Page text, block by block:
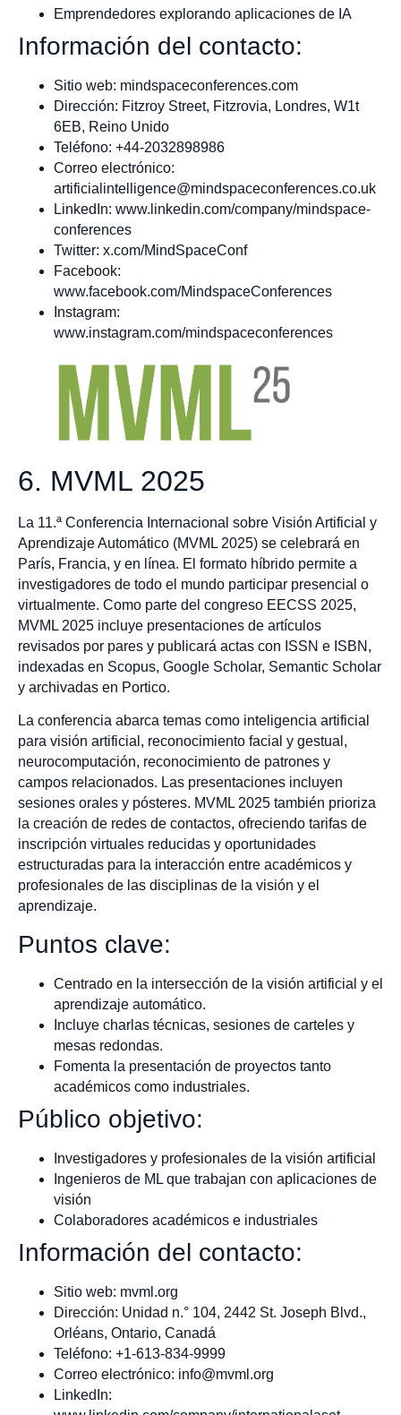
Emprendedores explorando aplicaciones de IA
Información del contacto:
Sitio web: mindspaceconferences.com
Dirección: Fitzroy Street, Fitzrovia, Londres, W1t
6EB, Reino Unido
Teléfono: +44-2032898986
Correo electrónico:
artificialintelligence@mindspaceconferences.co.uk
LinkedIn: www.linkedin.com/company/mindspace-
conferences
Twitter: x.com/MindSpaceConf
Facebook:
www.facebook.com/MindspaceConferences
Instagram:
www.instagram.com/mindspaceconferences
6. MVML 2025
La 11.ª Conferencia Internacional sobre Visión Artificial y
Aprendizaje Automático (MVML 2025) se celebrará en
París, Francia, y en línea. El formato híbrido permite a
investigadores de todo el mundo participar presencial o
virtualmente. Como parte del congreso EECSS 2025,
MVML 2025 incluye presentaciones de artículos
revisados por pares y publicará actas con ISSN e ISBN,
indexadas en Scopus, Google Scholar, Semantic Scholar
y archivadas en Portico.
La conferencia abarca temas como inteligencia artificial
para visión artificial, reconocimiento facial y gestual,
neurocomputación, reconocimiento de patrones y
campos relacionados. Las presentaciones incluyen
sesiones orales y pósteres. MVML 2025 también prioriza
la creación de redes de contactos, ofreciendo tarifas de
inscripción virtuales reducidas y oportunidades
estructuradas para la interacción entre académicos y
profesionales de las disciplinas de la visión y el
aprendizaje.
Puntos clave:
Centrado en la intersección de la visión artificial y el
aprendizaje automático.
Incluye charlas técnicas, sesiones de carteles y
mesas redondas.
Fomenta la presentación de proyectos tanto
académicos como industriales.
Público objetivo:
Investigadores y profesionales de la visión artificial
Ingenieros de ML que trabajan con aplicaciones de
visión
Colaboradores académicos e industriales
Información del contacto:
Sitio web: mvml.org
Dirección: Unidad n.° 104, 2442 St. Joseph Blvd.,
Orléans, Ontario, Canadá
Teléfono: +1-613-834-9999
Correo electrónico: info@mvml.org
LinkedIn: